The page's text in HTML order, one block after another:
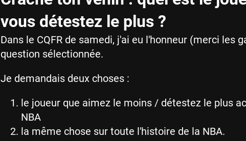
vous détestez le plus ?
Dans le CQFR de samedi, j'ai eu l'honneur (merci les
question sélectionnée.
Je demandais deux choses :
le joueur que aimez le moins / détestez le plus
NBA
la même chose sur toute l'histoire de la NBA.